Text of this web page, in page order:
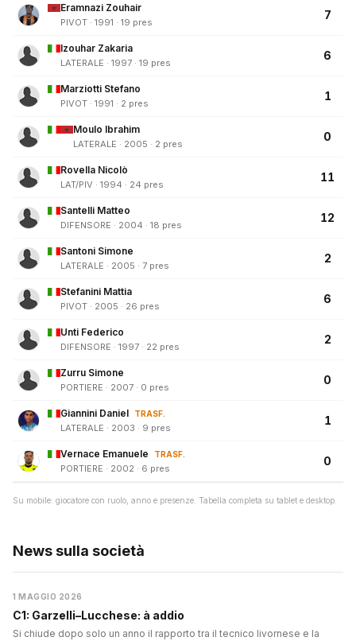
Eramnazi Zouhair
PIVOT · 1991 · 19 pres
7
Izouhar Zakaria
LATERALE · 1997 · 19 pres
6
Marziotti Stefano
PIVOT · 1991 · 2 pres
1
Moulo Ibrahim
LATERALE · 2005 · 2 pres
0
Rovella Nicolò
LAT/PIV · 1994 · 24 pres
11
Santelli Matteo
DIFENSORE · 2004 · 18 pres
12
Santoni Simone
LATERALE · 2005 · 7 pres
2
Stefanini Mattia
PIVOT · 2005 · 26 pres
6
Unti Federico
DIFENSORE · 1997 · 22 pres
2
Zurru Simone
PORTIERE · 2007 · 0 pres
0
Giannini Daniel TRASF.
LATERALE · 2003 · 9 pres
1
Vernace Emanuele TRASF.
PORTIERE · 2002 · 6 pres
0
Su mobile: giocatore con ruolo, anno e presenze. Tabella completa su tablet e desktop.
News sulla società
1 MAGGIO 2026
C1: Garzelli–Lucchese: à addio
Si chiude dopo solo un anno il rapporto tra il tecnico livornese e la